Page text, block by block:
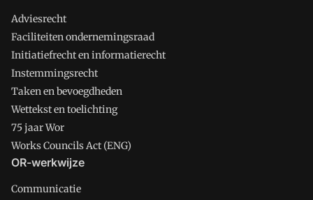
Adviesrecht
Faciliteiten ondernemingsraad
Initiatiefrecht en informatierecht
Instemmingsrecht
Taken en bevoegdheden
Wettekst en toelichting
75 jaar Wor
Works Councils Act (ENG)
OR-werkwijze
Communicatie